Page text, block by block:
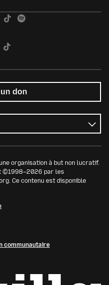
don
organisation à but non lucratif.
©1998–2026 par les
Ce contenu est disponible
communautaire